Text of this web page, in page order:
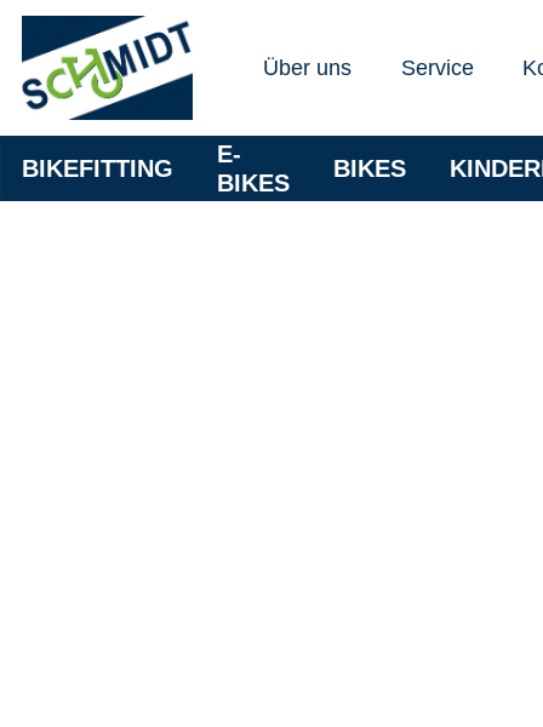
Über uns Service
BIKEFITTING
E-
BIKES
BIKES